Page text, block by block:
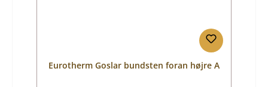
Eurotherm Goslar bundsten foran højre A